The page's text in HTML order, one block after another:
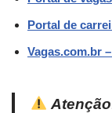
Portal de
Vagas.com.br